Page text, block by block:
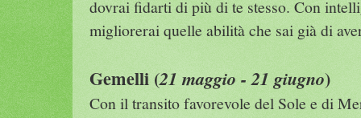
dovrai fidarti di più di te stesso. Con
migliorerai quelle abilità che sai già di
Gemelli (21 maggio - 21 giugno)
Con il transito favorevole del Sole e di